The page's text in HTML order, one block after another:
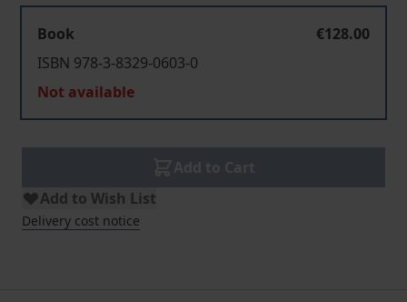
Book
€128.00
ISBN 978-3-8329-0603-0
Not available
Add to Wish List
Delivery cost notice